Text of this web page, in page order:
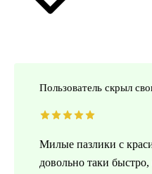
Пользователь скрыл
Милые пазлики с
довольно таки быстро,